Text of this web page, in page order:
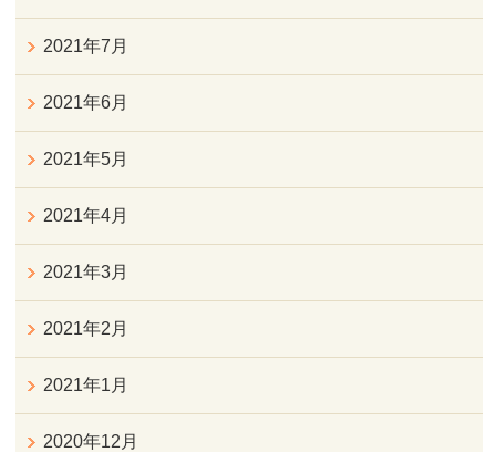
2021年7月
2021年6月
2021年5月
2021年4月
2021年3月
2021年2月
2021年1月
2020年12月